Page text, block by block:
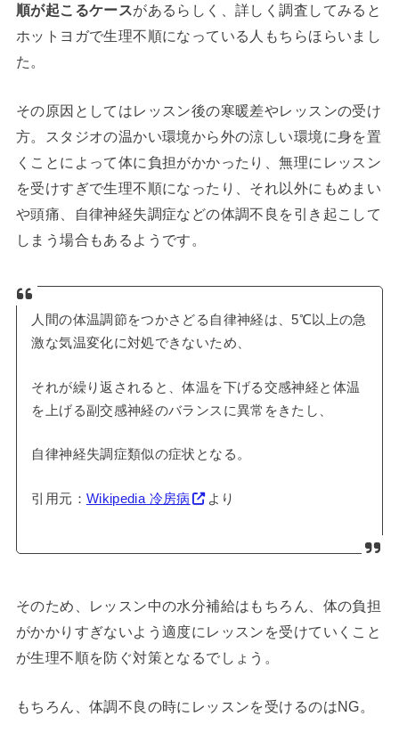
順が起こるケースがあるらしく、詳しく調査してみると
ホットヨガで生理不順になっている人もちらほらいまし
た。
その原因としてはレッスン後の寒暖差やレッスンの受け
方。スタジオの温かい環境から外の涼しい環境に身を置
くことによって体に負担がかかったり、無理にレッスン
を受けすぎで生理不順になったり、それ以外にもめまい
や頭痛、自律神経失調症などの体調不良を引き起こして
しまう場合もあるようです。
人間の体温調節をつかさどる自律神経は、5℃以上の急
激な気温変化に対処できないため、
それが繰り返されると、体温を下げる交感神経と体温
を上げる副交感神経のバランスに異常をきたし、
自律神経失調症類似の症状となる。
引用元： Wikipedia 冷房病 より
そのため、レッスン中の水分補給はもちろん、体の負担
がかかりすぎないよう適度にレッスンを受けていくこと
が生理不順を防ぐ対策となるでしょう。
もちろん、体調不良の時にレッスンを受けるのはNG。